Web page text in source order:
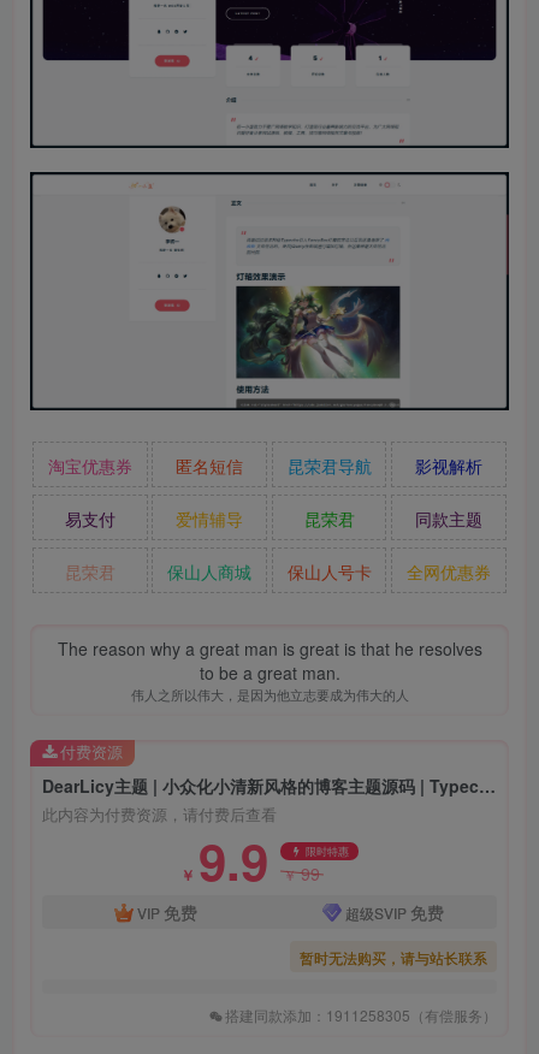
淘宝优惠券 匿名短信 昆荣君导航 影视解析
易支付 爱情辅导 昆荣君 同款主题
昆荣君 保山人商城 保山人号卡 全网优惠券
The reason why a great man is great is that he resolves
to be a great man.
伟人之所以伟大，是因为他立志要成为伟大的人
DearLicy主题 | 小众化小清新风格的博客主题源码 | Typecho主题模版
此内容为付费资源，请付费后查看
￥ 9.9 限时特惠
￥99
VIP 免费 超级SVIP 免费
暂时无法购买，请与站长联系
搭建同款添加：1911258305（有偿服务）
付费资源